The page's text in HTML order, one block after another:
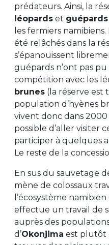
prédateurs. Ainsi, la
léopards et guépards
les fermiers
été relâchés dans la
s’épanouissent
guépards n’ont pas
compétition avec les
brunes (la réserve est
population d’hyènes
vivent donc dans
possible d’aller visiter
participer à quelques
Le reste de la
En sus du sauvetage
mène de colossaux
l’écosystème
effectue un travail de
auprès des
d’Okonjima est plutôt